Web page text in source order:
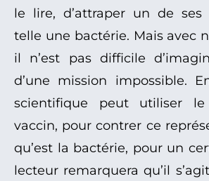
le lire, d’attraper un de ses
telle une bactérie. Mais avec
il n’est pas difficile
d’une mission impossible.
scientifique peut utiliser
vaccin, pour contrer ce
qu’est la bactérie, pour un
lecteur remarquera qu’il